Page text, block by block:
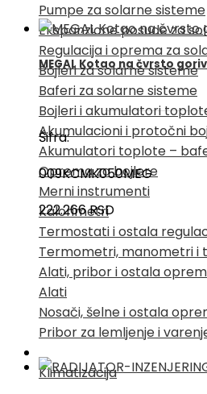
Pumpe za solarne sisteme
Ekspanzione posude za
Regulacija i oprema za
Bojleri za solarne sisteme
Baferi za solarne sisteme
Bojleri i akumulatori
Akumulacioni i protočni
Akumulatori toplote –
Oprema za bojlere
Merni instrumenti
Kalorimetri
Termostati i ostala
Termometri, manometri
Alati, pribor i ostala
Alati
Nosači, šelne i ostala
Pribor za lemljenje i
Klimatizacija
MEGAL Kotao na čvrsto
Šifra:
009KCMK050MEG
222.266RSD